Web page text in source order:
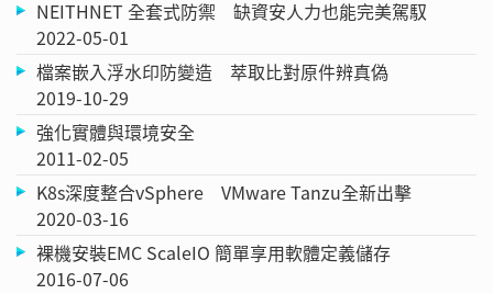
NEITHNET 全套式防禦 缺資安人力也能完美駕馭
2022-05-01
檔案嵌入浮水印防變造 萃取比對原件辨真偽
2019-10-29
強化實體與環境安全
2011-02-05
K8s深度整合vSphere VMware Tanzu全新出擊
2020-03-16
裸機安裝EMC ScaleIO 簡單享用軟體定義儲存
2016-07-06